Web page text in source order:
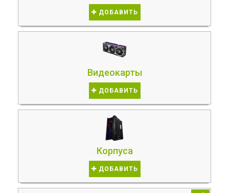
ДОБАВИТЬ
Видеокарты
ДОБАВИТЬ
Корпуса
ДОБАВИТЬ